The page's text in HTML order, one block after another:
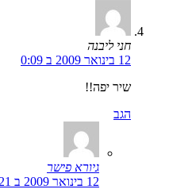
חני ליבנה
12 בינואר 2009 ב 0:09
שיר יפה!!
הגב
גיורא פישר
12 בינואר 2009 ב 20:21